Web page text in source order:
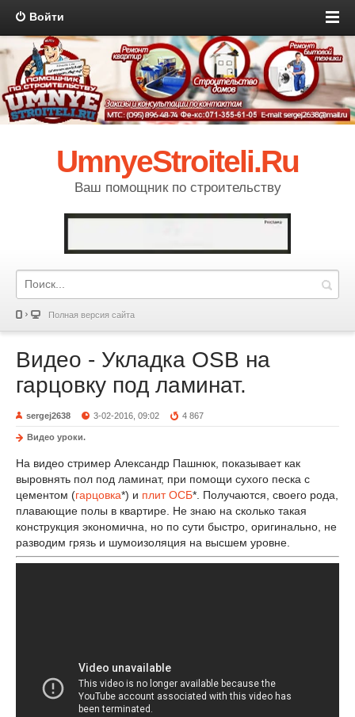
Войти
UmnyeStroiteli.Ru
Ваш помощник по строительству
Полная версия сайта
Видео - Укладка OSB на
гарцовку под ламинат.
sergej2638 3-02-2016, 09:02 4 867
Видео уроки.
На видео стример Александр Пашнюк, показывает как
выровнять пол под ламинат, при помощи сухого песка с
цементом (гарцовка*) и плит ОСБ*. Получаются, своего рода,
плавающие полы в квартире. Не знаю на сколько такая
конструкция экономична, но по сути быстро, оригинально, не
разводим грязь и шумоизоляция на высшем уровне.